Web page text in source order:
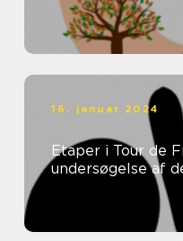
16. januar 2024
Etaper i Tour de
undersøgelse af